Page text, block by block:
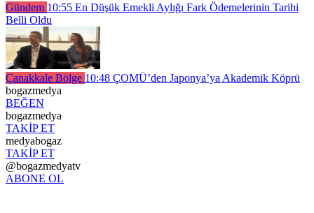
Gündem 10:55 En Düşük Emekli Aylığı Fark Ödemelerinin Tarihi
Belli Oldu
Çanakkale Bölge 10:48 ÇOMÜ’den Japonya’ya Akademik Köprü
bogazmedya
BEĞEN
bogazmedya
TAKİP ET
medyabogaz
TAKİP ET
@bogazmedyatv
ABONE OL